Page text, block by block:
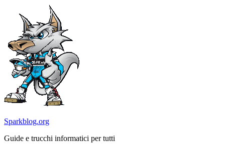
contenuto
Sparkblog.org
Guide e trucchi informatici per tutti